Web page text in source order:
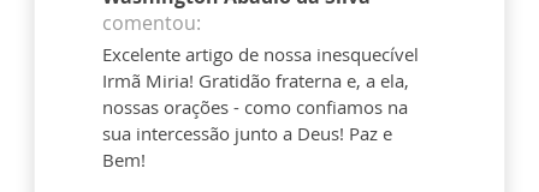
comentou:
Excelente artigo de nossa inesquecível
Irmã Miria! Gratidão fraterna e, a ela,
nossas orações - como confiamos na
sua intercessão junto a Deus! Paz e
Bem!